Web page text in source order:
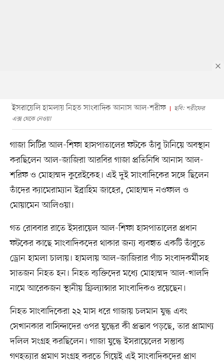
ইসরায়েলি হামলায় নিহত সাংবাদিক আনাস আল-শরীফ
ছবি: শরীফের
এক্স থেকে নেওয়া
গাজা সিটির আল-শিফা হাসপাতালের ফটকে তাঁবু টানিয়ে অবস্থান
করছিলেন আল-জাজিরা আরবির গাজা প্রতিনিধি আনাস আল-
শরিফ ও মোহাম্মদ কুরেইকেহ। এই দুই সাংবাদিকের সঙ্গে ছিলেন
তাঁদের ক্যামেরাম্যান ইব্রাহিম জাহের, মোহাম্মদ নওফাল ও
মোয়ামেন আলিওয়া।
গত রোববার রাতে ইসরায়েল আল-শিফা হাসপাতালের প্রধান
ফটকের কাছে সাংবাদিকদের থাকার জন্য ব্যবহৃত একটি তাঁবুতে
ড্রোন হামলা চালায়। হামলায় আল–জাজিরার পাঁচ সংবাদকর্মীসহ
সাতজন নিহত হন। নিহত ব্যক্তিদের মধ্যে মোহাম্মদ আল-খালদি
নামে আরেকজন স্থানীয় ফ্রিল্যান্সার সাংবাদিকও রয়েছেন।
নিহত সাংবাদিকেরা ২২ মাস ধরে গাজায় চলমান যুদ্ধ এবং
সেখানকার বাসিন্দাদের ওপর যুদ্ধের কী প্রভাব পড়ছে, তার প্রামাণ্য
দলিল সংগ্রহ করছিলেন। গাজা যুদ্ধে ইসরায়েলের সম্ভাব্য
গণহত্যার প্রমাণ সংগ্রহ করতে গিয়েই এই সাংবাদিকদের প্রাণ